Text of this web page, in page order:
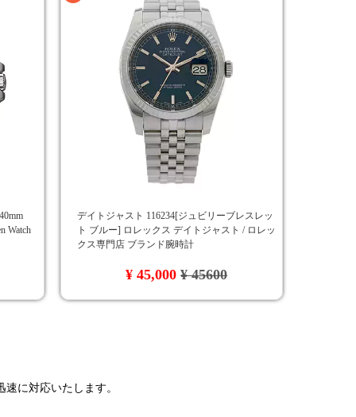
Watch
デイトジャスト 116234[ジュビリーブレスレッ
ト ブルー] ロレックス デイトジャスト / ロレッ
クス専門店 ブランド腕時計
¥ 45,000¥ 45600
に対応いたします。